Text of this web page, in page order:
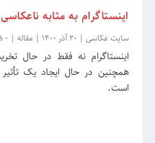
اینستاگرام به مثابه ناعکاسی
سایت عکاسی | 20 آذر 1400 |مقاله |
0
اینستاگرام نه فقط در حال
همچنین در حال ایجاد یک تأثیر
است.